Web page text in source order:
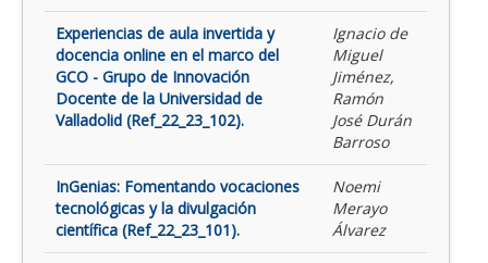
Experiencias de aula invertida y
docencia online en el marco del
GCO - Grupo de Innovación
Docente de la Universidad de
Valladolid (Ref_22_23_102).
Ignacio de
Miguel
Jiménez,
Ramón
José Durán
Barroso
InGenias: Fomentando vocaciones
tecnológicas y la divulgación
científica (Ref_22_23_101).
Noemi
Merayo
Álvarez